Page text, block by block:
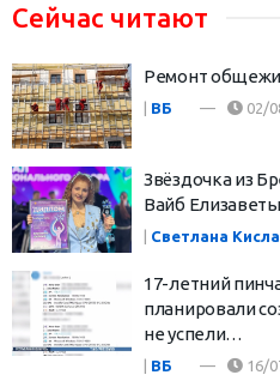
Сейчас читают
Ремонт
| ВБ 02/
Звёздочка из
Вайб
Светлана
17-летний
планировали
не успели…
| ВБ 16/